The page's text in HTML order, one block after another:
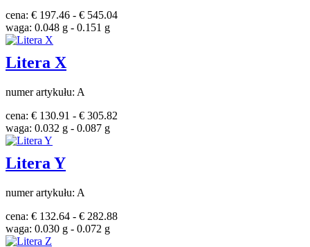
cena: € 197.46 - € 545.04
waga: 0.048 g - 0.151 g
Litera X
numer artykułu: A
cena: € 130.91 - € 305.82
waga: 0.032 g - 0.087 g
Litera Y
numer artykułu: A
cena: € 132.64 - € 282.88
waga: 0.030 g - 0.072 g